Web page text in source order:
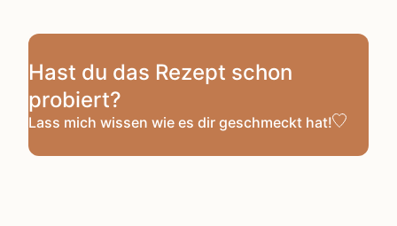
Hast du das Rezept schon
probiert?
Lass mich wissen wie es dir geschmeckt hat!